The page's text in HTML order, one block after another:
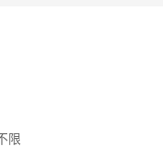
限